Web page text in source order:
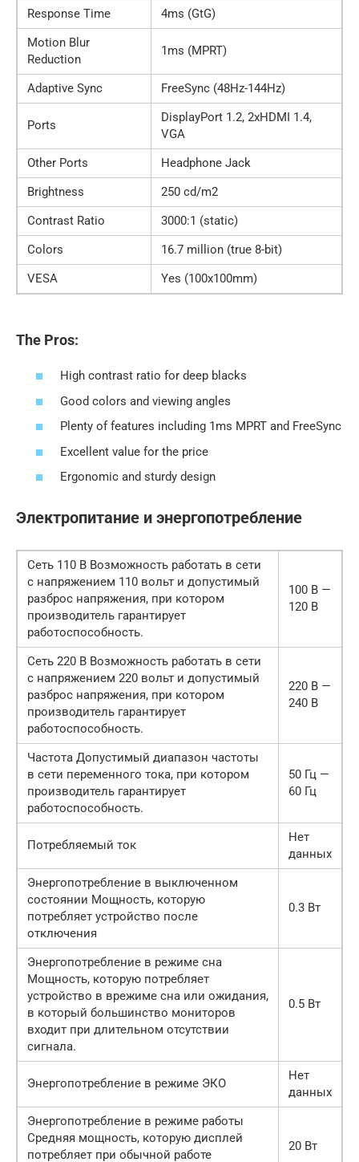
Response Time
4ms (GtG)
Motion Blur
Reduction
1ms (MPRT)
Adaptive Sync FreeSync (48Hz-144Hz)
Ports
DisplayPort 1.2, 2xHDMI 1.4,
VGA
Other Ports
Headphone Jack
Brightness
250 cd/m2
Contrast Ratio
3000:1 (static)
Colors
16.7 million (true 8-bit)
VESA
Yes (100x100mm)
The Pros:
High contrast ratio for deep blacks
Good colors and viewing angles
Plenty of features including 1ms MPRT and FreeSync
Excellent value for the price
Ergonomic and sturdy design
Электропитание и энергопотребление
Сеть 110 В Возможность работать в сети
с напряжением 110 вольт и допустимый
разброс напряжения, при котором
производитель гарантирует
работоспособность.
100 В —
120 В
Сеть 220 В Возможность работать в сети
с напряжением 220 вольт и допустимый
разброс напряжения, при котором
производитель гарантирует
работоспособность.
220 В —
240 В
Частота Допустимый диапазон частоты
в сети переменного тока, при котором
производитель гарантирует
работоспособность.
50 Гц —
60 Гц
Потребляемый ток
Нет
данных
Энергопотребление в выключенном
состоянии Мощность, которую
потребляет устройство после
отключения
0.3 Вт
Энергопотребление в режиме сна
Мощность, которую потребляет
устройство в врежиме сна или ожидания,
в который большинство мониторов
входит при длительном отсутствии
сигнала.
0.5 Вт
Энергопотребление в режиме ЭКО
Нет
данных
Энергопотребление в режиме работы
Средняя мощность, которую дисплей
потребляет при обычной работе
20 Вт